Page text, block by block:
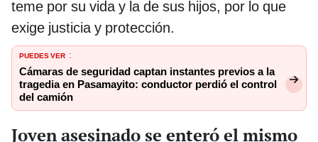
teme por su vida y la de sus hijos, por lo que
exige justicia y protección.
PUEDES VER :
Cámaras de seguridad captan instantes previos a la
tragedia en Pasamayito: conductor perdió el control
del camión
Joven asesinado se enteró el mismo